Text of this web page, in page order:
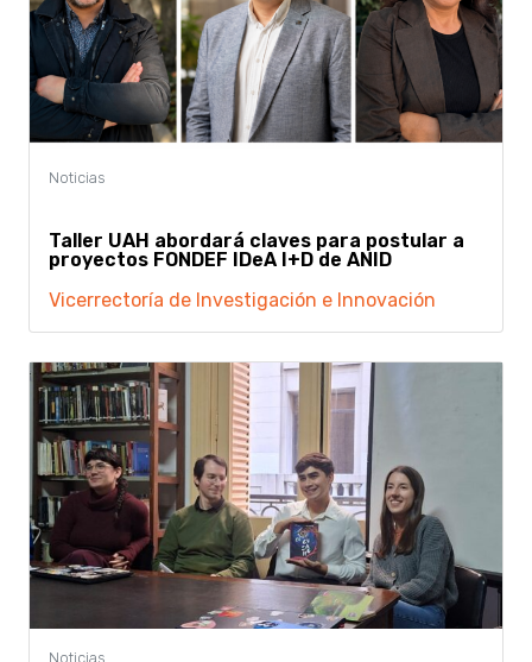
Taller UAH abordará claves para postular a
proyectos FONDEF IDeA I+D de ANID
Vicerrectoría de Investigación e Innovación